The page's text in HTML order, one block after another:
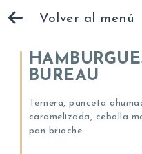
Volver al menú
BUREAU
Ternera, panceta
caramelizada, cebolla
pan brioche